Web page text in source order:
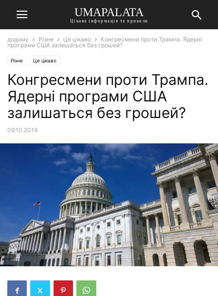
UMAPALATA
Цікава інформація та приколи
додому Різне Це цікаво
Конгресмени проти Трампа. Ядерні
програми США залишаться без грошей?
Різне Це цікаво
Конгресмени проти Трампа.
Ядерні програми США
залишаться без грошей?
09.10.2019